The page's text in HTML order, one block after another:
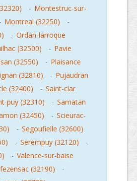
- Montestruc-sur-
- Montreal (32250)
-
- Ordan-larroque
(32500) - Pavie
(32550) - Plaisance
(32810) - Pujaudran
(32400) - Saint-clar
puy (32310) - Samatan
(32450) - Scieurac-
- Segoufielle (32600)
- Serempuy (32120)
-
- Valence-sur-baise
(32190)
-